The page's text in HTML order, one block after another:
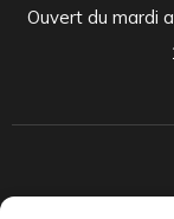
Ouvert du mardi